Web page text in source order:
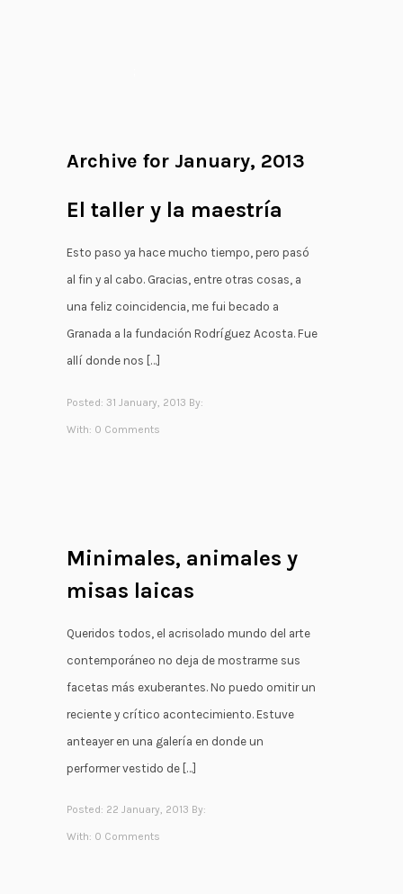
Archive for January, 2013
El taller y la maestría
Esto paso ya hace mucho tiempo, pero pasó
al fin y al cabo. Gracias, entre otras cosas, a
una feliz coincidencia, me fui becado a
Granada a la fundación Rodríguez Acosta. Fue
allí donde nos […]
Posted: 31 January, 2013 By:
With: 0 Comments
Minimales, animales y
misas laicas
Queridos todos, el acrisolado mundo del arte
contemporáneo no deja de mostrarme sus
facetas más exuberantes. No puedo omitir un
reciente y crítico acontecimiento. Estuve
anteayer en una galería en donde un
performer vestido de […]
Posted: 22 January, 2013 By:
With: 0 Comments